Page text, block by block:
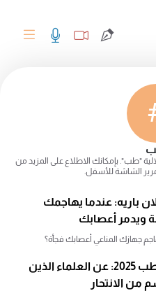
"طب". بإمكانك الاطلاع على المزيد من
الشاشة للأسفل.
باريه: عندما يهاجمك
ويدمر أعصابك
جهازك المناعي أعصابك فجأة؟
نوبل في الطب 2025: عن العلماء الذين
من الانتحار